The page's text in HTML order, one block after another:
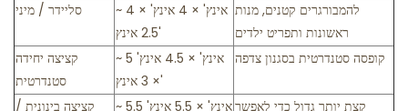
סליידר / מיני
~ 4 אינץ' × 4 אינץ' ×
2.5 אינץ'
להמבורגרים קטנים, מנות
ראשונות ותפריט ילדים
קציצה יחידה
סטנדרטית
~ 5 אינץ' × 4.5 אינץ'
× 3 אינץ'
קופסה סטנדרטית בסגנון צדפה
קציצה בינונית /
~ 5.5 אינץ' × 5.5 אינץ'
קצת יותר גדול כדי לאפשר